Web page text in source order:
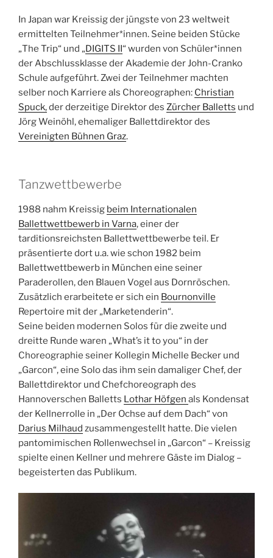
In Japan war Kreissig der jüngste von 23 weltweit
ermittelten Teilnehmer*innen. Seine beiden Stücke
„The Trip“ und „DIGITS II“ wurden von Schüler*innen
der Abschlussklasse der Akademie der John-Cranko
Schule aufgeführt. Zwei der Teilnehmer machten
selber noch Karriere als Choreographen: Christian
Spuck,der derzeitige Direktor des Zürcher Balletts und
Jörg Weinöhl, ehemaliger Ballettdirektor des
Vereinigten Bühnen Graz.
Tanzwettbewerbe
1988 nahm Kreissig beim Internationalen
Ballettwettbewerb in Varna, einer der
tarditionsreichsten Ballettwettbewerbe teil. Er
präsentierte dort u.a. wie schon 1982 beim
Ballettwettbewerb in München eine seiner
Paraderollen, den Blauen Vogel aus Dornröschen.
Zusätzlich erarbeitete er sich ein Bournonville
Repertoire mit der „Marketenderin“.
Seine beiden modernen Solos für die zweite und
dreitte Runde waren „What’s it to you“ in der
Choreographie seiner Kollegin Michelle Becker und
„Garcon“, eine Solo das ihm sein damaliger Chef, der
Ballettdirektor und Chefchoreograph des
Hannoverschen Balletts Lothar Höfgen als Kondensat
der Kellnerrolle in „Der Ochse auf dem Dach“ von
Darius Milhaud zusammengestellt hatte. Die vielen
pantomimischen Rollenwechsel in „Garcon“ – Kreissig
spielte einen Kellner und mehrere Gäste im Dialog –
begeisterten das Publikum.